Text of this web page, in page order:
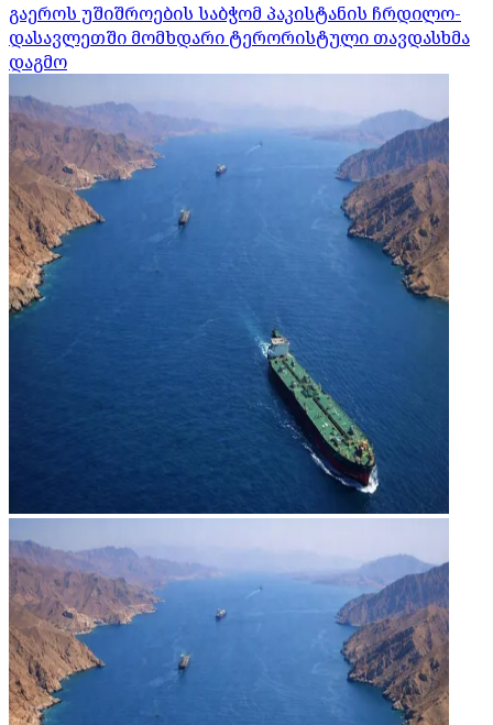
გაეროს უშიშროების საბჭომ პაკისტანის ჩრდილო-
დასავლეთში მომხდარი ტერორისტული თავდასხმა
დაგმო